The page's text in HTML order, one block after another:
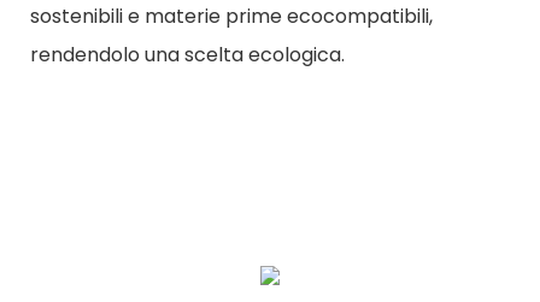
sostenibili e materie prime ecocompatibili,
rendendolo una scelta ecologica.